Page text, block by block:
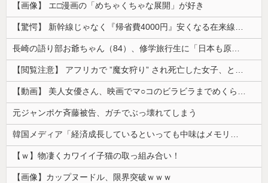
【画像】 エ□漫画の「めちゃくちゃな展開」が好き
【驚愕】 新幹線じゃなく『帰省費4000円』安くなる在来線で帰省した結果ｗｗｗｗｗ
長崎の語り部お爺ちゃん（84）、修学旅行生に「日本も原爆を持たないと負ける」と言われびっくり！ 被団協代表（85）も中学生に「核を持たないで日本...
【閲覧注意】 アフリカで ”魔女狩り” され死亡した女子、とんでもなくエ□い体してると話題に
【動画】 美人女優さん、映画でマ○コのビラビラまでめくらせてしまうｗｗｗｗｗｗ
元ジャンポケ斉藤被告、ガチでぶっ壊れてしまう
韓国メディア「経済成長しているといっても中味はメモリ価格だけ。雇用増加見通しが半減してしまった」……韓国の内需不況は根強い状況っすね
【ｗ】物凄くカワイイ子猫の取っ組み合い！
【画像】カップヌードル、限界突破ｗｗｗ